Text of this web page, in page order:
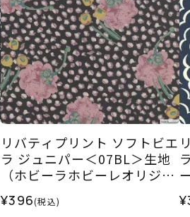
リバティプリント ソフトビエ
ラ ジュニパー＜07BL＞生地
（ホビーラホビーレオリジナ
¥396(税込)